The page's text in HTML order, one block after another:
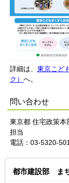
詳細は、 東京こど
ク） へ。
問い合わせ
東京都 住宅政策
担当
電話：03-5320-
都市建設部 ま